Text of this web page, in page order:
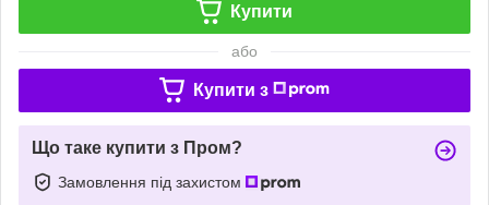
Купити
або
Купити з
Що таке купити з Пром?
Замовлення під захистом